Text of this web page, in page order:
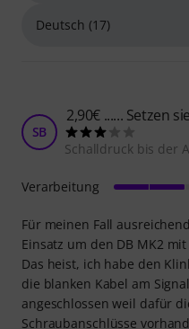
SB
2,90€ ...... Setzen
Schalldruck bis der
Für meinen Fall
Einsatz um den DB MK2
Das heist, ich habe den
die blanken Kabel am
angeschlossen weil dafür
Schraubanschlüsse
Verarbeitung